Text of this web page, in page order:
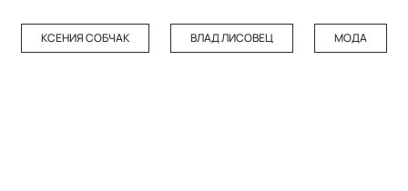
КСЕНИЯ СОБЧАК ВЛАД ЛИСОВЕЦ МОДА